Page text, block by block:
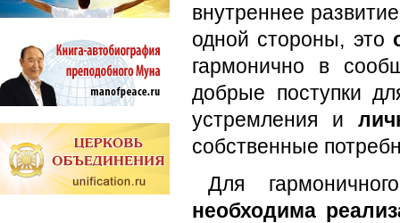
внутреннее
одной стороны, это
гармонично в
добрые поступки
устремления и
собственные
Для
необходима